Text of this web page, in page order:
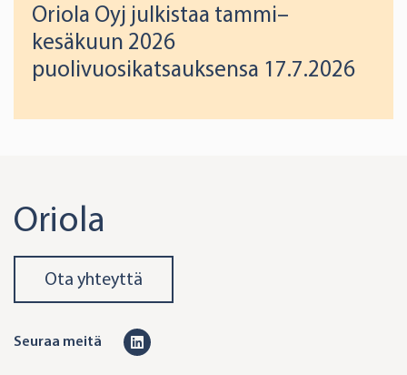
Oriola Oyj julkistaa tammi–
kesäkuun 2026
puolivuosikatsauksensa 17.7.2026
Oriola
Ota yhteyttä
Seuraa meitä